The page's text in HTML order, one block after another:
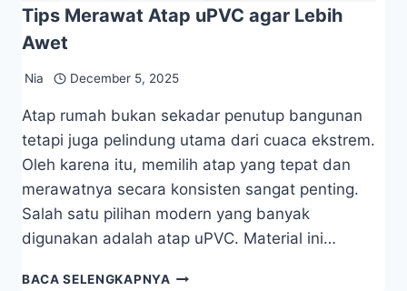
Tips Merawat Atap uPVC agar Lebih
Awet
Nia December 5, 2025
Atap rumah bukan sekadar penutup bangunan
tetapi juga pelindung utama dari cuaca ekstrem.
Oleh karena itu, memilih atap yang tepat dan
merawatnya secara konsisten sangat penting.
Salah satu pilihan modern yang banyak
digunakan adalah atap uPVC. Material ini…
BACA SELENGKAPNYA